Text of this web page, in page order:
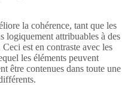
la cohérence, tant que les
logiquement attribuables à des
est en contraste avec les
les éléments peuvent
être contenues dans toute une